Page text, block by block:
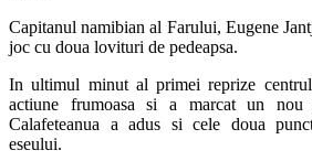
Capitanul namibian al Farului, Eugene
joc cu doua lovituri de pedeapsa.
In ultimul minut al primei reprize
actiune frumoasa si a marcat un nou
Calafeteanua a adus si cele doua
eseului.